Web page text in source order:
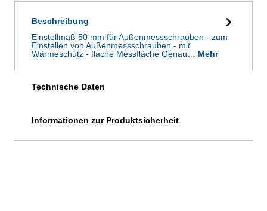
Beschreibung
Einstellmaß 50 mm für Außenmessschrauben - zum
Einstellen von Außenmessschrauben - mit
Wärmeschutz - flache Messfläche Genau… Mehr
Technische Daten
Informationen zur Produktsicherheit